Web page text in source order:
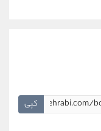
کپی